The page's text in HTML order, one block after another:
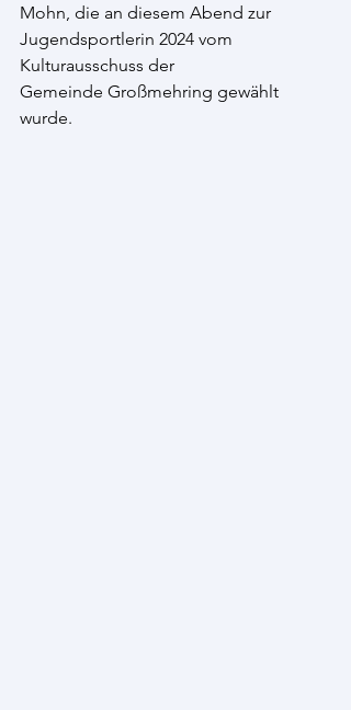
Mohn, die an diesem Abend zur
Jugendsportlerin 2024 vom
Kulturausschuss der
Gemeinde Großmehring gewählt
wurde.